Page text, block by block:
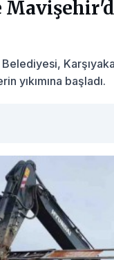
yıkımına başladı.